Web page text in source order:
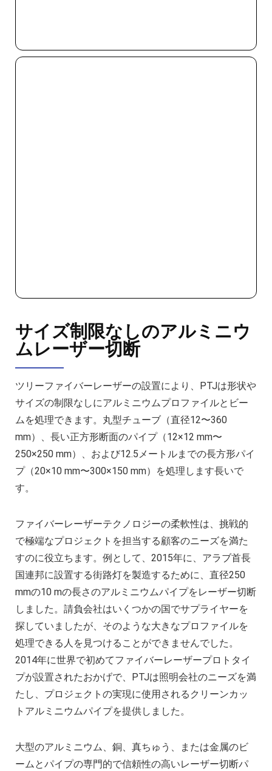
サイズ制限なしのアルミニウ
ムレーザー切断
ツリーファイバーレーザーの設置により、PTJは形状や
サイズの制限なしにアルミニウムプロファイルとビー
ムを処理できます。丸型チューブ（直径12〜360
mm）、長い正方形断面のパイプ（12×12 mm〜
250×250 mm）、および12.5メートルまでの長方形パイ
プ（20×10 mm〜300×150 mm）を処理します長いで
す。
ファイバーレーザーテクノロジーの柔軟性は、挑戦的
で極端なプロジェクトを担当する顧客のニーズを満た
すのに役立ちます。例として、2015年に、アラブ首長
国連邦に設置する街路灯を製造するために、直径250
mmの10 mの長さのアルミニウムパイプをレーザー切断
しました。請負会社はいくつかの国でサプライヤーを
探していましたが、そのような大きなプロファイルを
処理できる人を見つけることができませんでした。
2014年に世界で初めてファイバーレーザープロトタイ
プが設置されたおかげで、PTJは照明会社のニーズを満
たし、プロジェクトの実現に使用されるクリーンカッ
トアルミニウムパイプを提供しました。
大型のアルミニウム、銅、真ちゅう、または金属のビ
ームとパイプの専門的で信頼性の高いレーザー切断パ